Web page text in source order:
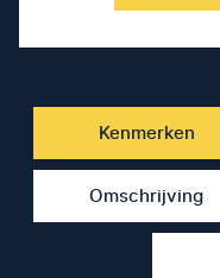
Kenmerken
Omschrijving